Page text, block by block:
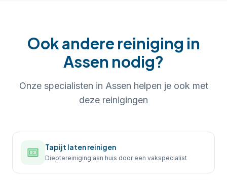
Ook andere reiniging in
Assen nodig?
Onze specialisten in Assen helpen je ook met
deze reinigingen
Tapijt laten reinigen
Dieptereiniging aan huis door een vakspecialist